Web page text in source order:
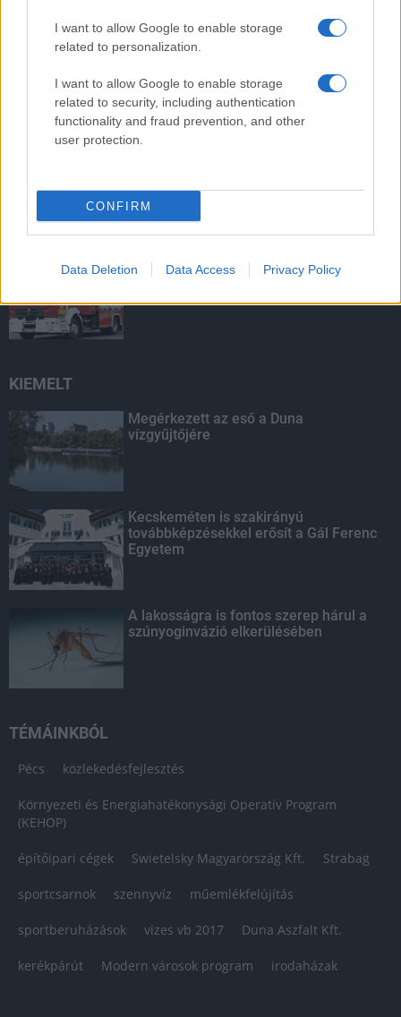
I want to allow Google to enable storage
related to personalization.
I want to allow Google to enable storage
related to security, including authentication
functionality and fraud prevention, and other
user protection.
CONFIRM
Data Deletion Data Access Privacy Policy
LEGOLVASOTTABB
foci-Eb jegyeire
Víztoronyba rekedt munkásokat
mentettek a sásdi tűzoltók
KIEMELT
Megérkezett az eső a Duna
vízgyűjtőjére
Kecskeméten is szakirányú
továbbképzésekkel erősít a Gál Ferenc
Egyetem
A lakosságra is fontos szerep hárul a
szúnyoginvázió elkerülésében
TÉMÁINKBÓL
Pécs közlekedésfejlesztés
Környezeti és Energiahatékonysági Operatív Program
(KEHOP)
építőipari cégek Swietelsky Magyarország Kft. Strabag
sportcsarnok szennyvíz műemlékfelújítás
sportberuházások vizes vb 2017 Duna Aszfalt Kft.
kerékpárút Modern városok program irodaházak